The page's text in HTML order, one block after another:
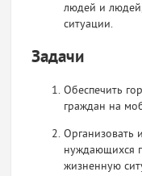
людей и
ситуации.
Задачи
Обеспечить
граждан на
нуждающихся
жизненную